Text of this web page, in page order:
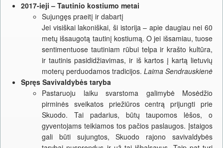
2017-ieji – Tautinio kostiumo metai
Sujungęs praeitį ir dabartį
Jei visiškai lakoniškai, ši istorija – apie daugiau nei 60
metų išsaugotą tautinį kostiumą. O jei išsamiau, tuose
sentimentuose tautiniam rūbui telpa ir krašto kultūra,
ir tautinis pasididžiavimas, ir iš kartos į kartą lietuvių
moterų perduodamos tradicijos. Laima Sendrauskienė
Spręs Savivaldybės taryba
Pastaruoju laiku svarstoma galimybė Mosėdžio
pirminės sveikatos priežiūros centrą prijungti prie
Skuodo. Tai padarius, būtų taupomos lėšos, o
gyventojams teikiamos tos pačios paslaugos. Įstaigos
gali būti sujungtos, Skuodo rajono savivaldybės